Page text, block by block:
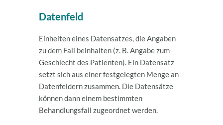
Datenfeld
Einheiten eines Datensatzes, die Angaben
zu dem Fall beinhalten (z. B. Angabe zum
Geschlecht des Patienten). Ein Datensatz
setzt sich aus einer festgelegten Menge an
Datenfeldern zusammen. Die Datensätze
können dann einem bestimmten
Behandlungsfall zugeordnet werden.